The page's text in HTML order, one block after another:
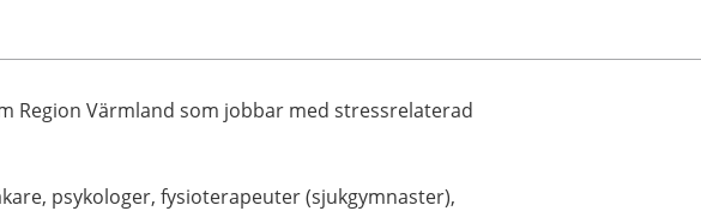
Region Värmland som jobbar med stressrelaterad
psykologer, fysioterapeuter (sjukgymnaster),